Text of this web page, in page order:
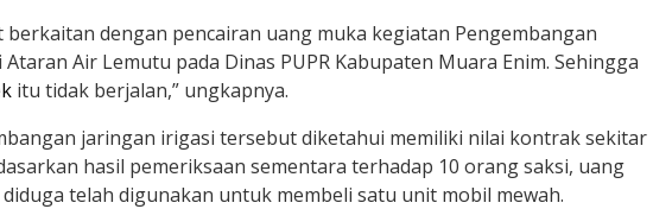
berkaitan dengan pencairan uang muka kegiatan Pengembangan
Air Lemutu pada Dinas PUPR Kabupaten Muara Enim. Sehingga
itu tidak berjalan,” ungkapnya.
jaringan irigasi tersebut diketahui memiliki nilai kontrak sekitar
hasil pemeriksaan sementara terhadap 10 orang saksi, uang
telah digunakan untuk membeli satu unit mobil mewah.